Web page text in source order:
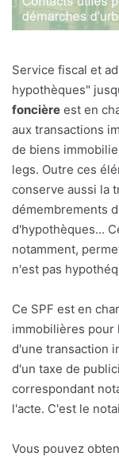
Service fiscal et
hypothèques"
foncière est en
aux transactions
de biens
legs. Outre ces
conserve aussi la
démembrements
d'hypothèques...
notamment,
n'est pas
Ce SPF est en
immobilières pour
d'une transaction
d'un taxe de
correspondant
l'acte. C'est le
Vous pouvez